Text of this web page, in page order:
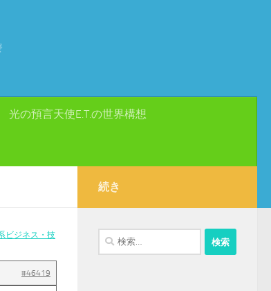
光の預言天使E.T.の世界構想
ビジネス・技
#46419
続き
検
索: